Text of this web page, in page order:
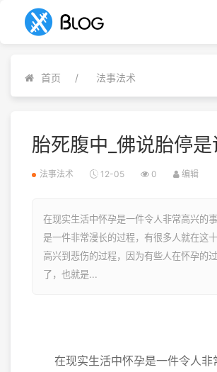
首页 法事法术
胎死腹中_佛说胎停
法事法术 12-05 0 编辑
在现实生活中怀孕是一件令人非常高兴的
是一件非常漫长的过程，有很多人就在这
高兴到悲伤的过程，因为有些人在怀孕的
了，也就是...
在现实生活中怀孕是一件令人非